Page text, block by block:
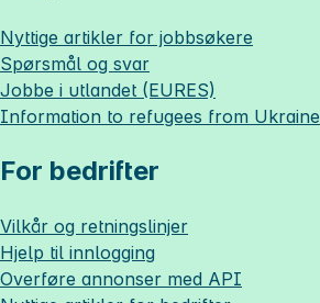
Nyttige artikler for jobbsøkere
Spørsmål og svar
Jobbe i utlandet (EURES)
Information to refugees from Ukraine
For bedrifter
Vilkår og retningslinjer
Hjelp til innlogging
Overføre annonser med API